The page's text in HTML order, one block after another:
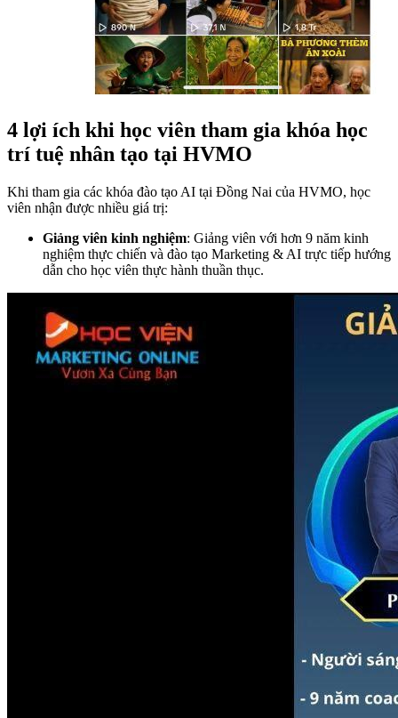
4 lợi ích khi học viên tham gia khóa học
trí tuệ nhân tạo tại HVMO
Khi tham gia các khóa đào tạo AI tại Đồng Nai của HVMO, học
viên nhận được nhiều giá trị:
Giảng viên kinh nghiệm: Giảng viên với hơn 9 năm kinh
nghiệm thực chiến và đào tạo Marketing & AI trực tiếp hướng
dẫn cho học viên thực hành thuần thục.